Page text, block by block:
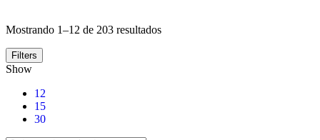
Mostrando 1–12 de 203 resultados
Filters
Show
12
15
30